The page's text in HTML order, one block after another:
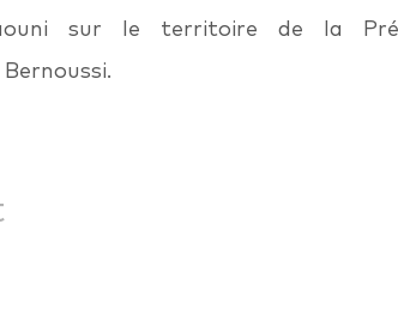
sur le territoire de la